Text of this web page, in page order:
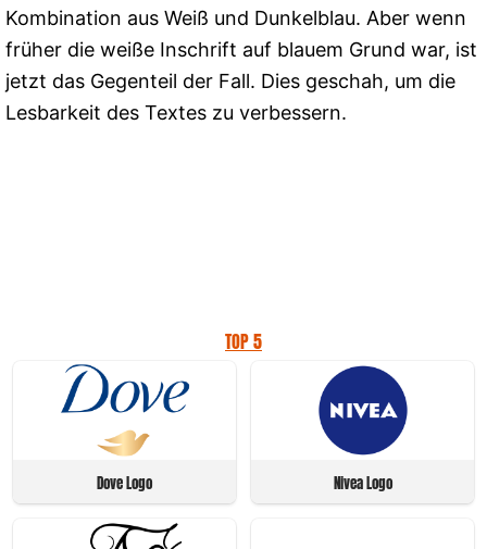
Kombination aus Weiß und Dunkelblau. Aber wenn
früher die weiße Inschrift auf blauem Grund war, ist
jetzt das Gegenteil der Fall. Dies geschah, um die
Lesbarkeit des Textes zu verbessern.
TOP 5
Dove Logo Nivea Logo